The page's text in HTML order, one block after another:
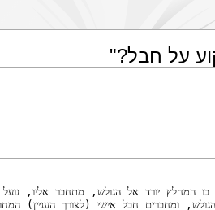
על חבל?"